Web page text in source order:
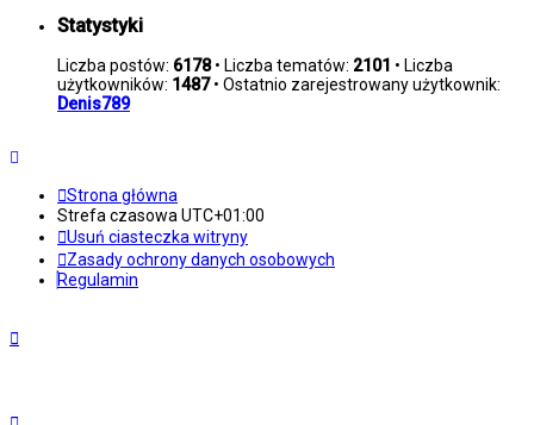
Statystyki
Liczba postów: 6178• Liczba tematów: 2101 • Liczba
użytkowników: 1487• Ostatnio zarejestrowany użytkownik:
Denis789
Strona główna
Strefa czasowa UTC+01:00
Usuń ciasteczka witryny
Zasady ochrony danych osobowych
Regulamin